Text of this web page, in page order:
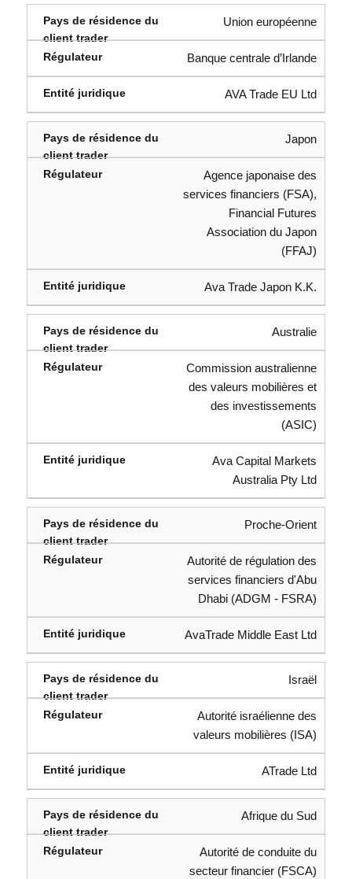
Union européenne
Banque centrale d’Irlande
AVA Trade EU Ltd
Japon
Agence japonaise des
services financiers (FSA),
Financial Futures
Association du Japon
(FFAJ)
Ava Trade Japon K.K.
Australie
Commission australienne
des valeurs mobilières et
des investissements
(ASIC)
Ava Capital Markets
Australia Pty Ltd
Proche-Orient
Autorité de régulation des
services financiers d'Abu
Dhabi (ADGM - FSRA)
AvaTrade Middle East Ltd
Israël
Autorité israélienne des
valeurs mobilières (ISA)
ATrade Ltd
Afrique du Sud
Autorité de conduite du
secteur financier (FSCA)